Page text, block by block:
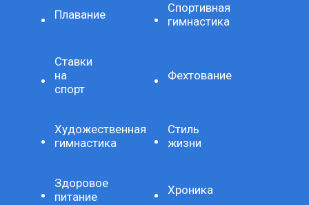
Плавание
Спортивная
гимнастика
Ставки
на
спорт
Фехтование
Художественная
гимнастика
Стиль
жизни
Здоровое
питание
Хроника